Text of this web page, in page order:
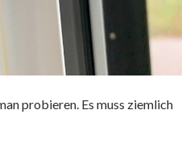
probieren. Es muss ziemlich